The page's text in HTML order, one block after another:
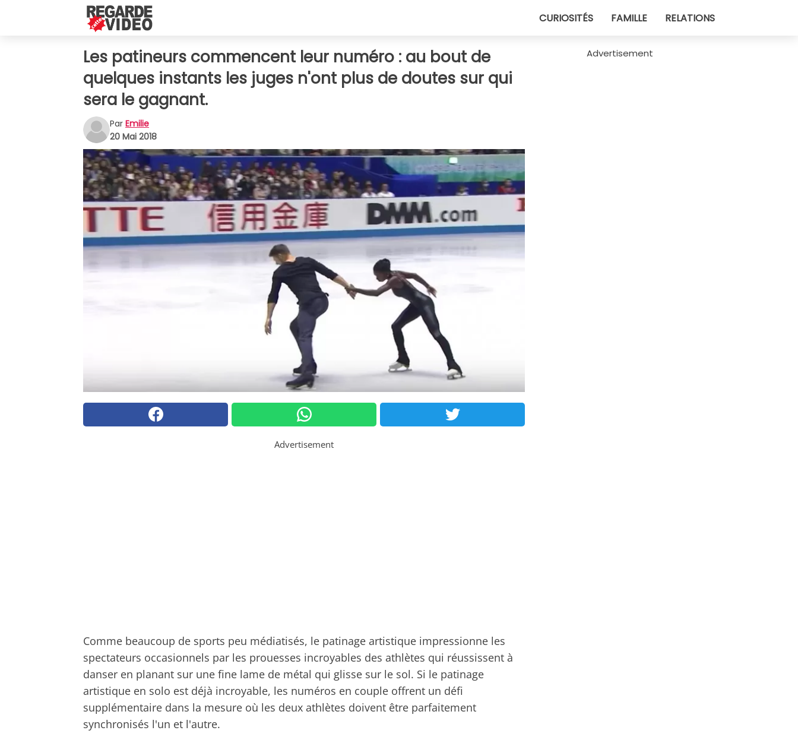
CURIOSITÉS FAMILLE RELATIONS
Les patineurs commencent leur numéro : au bout de
quelques instants les juges n'ont plus de doutes sur qui
sera le gagnant.
Par Emilie
20 Mai 2018
Advertisement
Comme beaucoup de sports peu médiatisés, le patinage artistique impressionne les
spectateurs occasionnels par les prouesses incroyables des athlètes qui réussissent à
danser en planant sur une fine lame de métal qui glisse sur le sol. Si le patinage
artistique en solo est déjà incroyable, les numéros en couple offrent un défi
supplémentaire dans la mesure où les deux athlètes doivent être parfaitement
synchronisés l'un et l'autre.
Advertisement